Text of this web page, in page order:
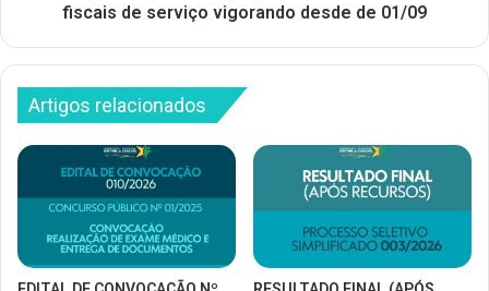
fiscais de serviço vigorando desde de 01/09
Artigos relacionados